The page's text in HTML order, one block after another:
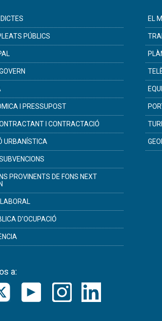
PÚBLICS
I PRESSUPOST
I CONTRACTACIÓ
URBANÍSTICA
PROVINENTS DE FONS NEXT
D'OCUPACIÓ
EL
a: